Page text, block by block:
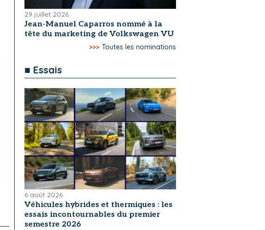
29 juillet 2026
Jean-Manuel Caparros nommé à la
tête du marketing de Volkswagen VU
>>> Toutes les nominations
■ Essais
6 août 2026
Véhicules hybrides et thermiques : les
essais incontournables du premier
semestre 2026